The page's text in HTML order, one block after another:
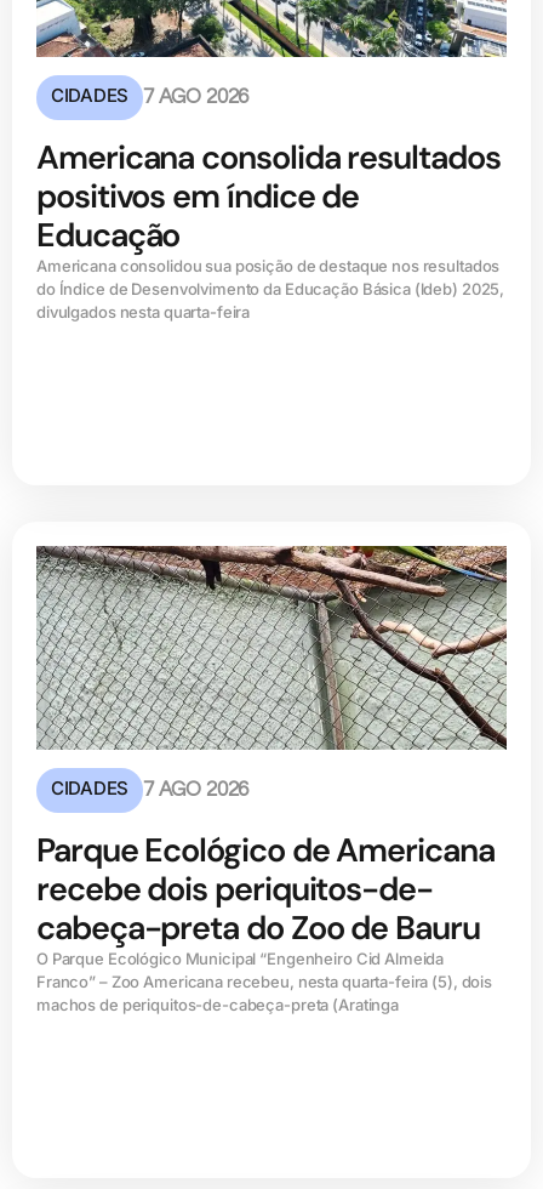
CIDADES 7 AGO 2026
Americana consolida resultados
positivos em índice de
Educação
Americana consolidou sua posição de destaque nos resultados
do Índice de Desenvolvimento da Educação Básica (ldeb) 2025,
divulgados nesta quarta-feira
CIDADES 7 AGO 2026
Parque Ecológico de Americana
recebe dois periquitos-de-
cabeça-preta do Zoo de Bauru
O Parque Ecológico Municipal “Engenheiro Cid Almeida
Franco” – Zoo Americana recebeu, nesta quarta-feira (5), dois
machos de periquitos-de-cabeça-preta (Aratinga